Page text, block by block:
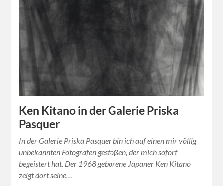
Ken Kitano in der Galerie Priska
Pasquer
In der Galerie Priska Pasquer bin ich auf einen mir völlig
unbekannten Fotografen gestoßen, der mich sofort
begeistert hat. Der 1968 geborene Japaner Ken Kitano
zeigt dort seine…